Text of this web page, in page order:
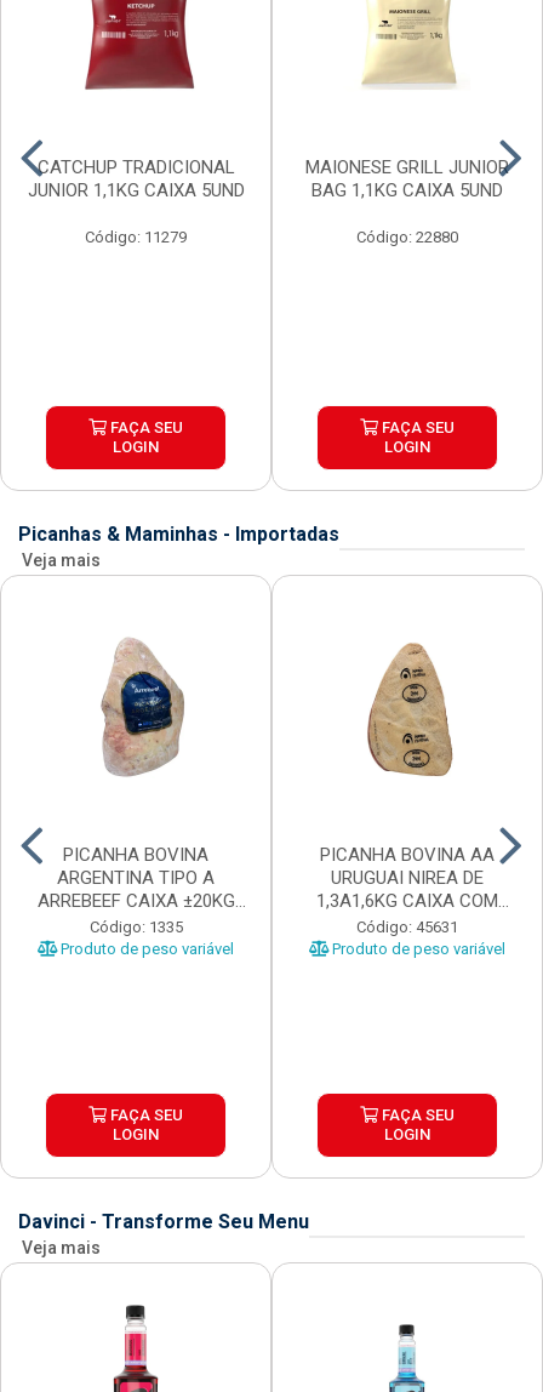
CATCHUP TRADICIONAL
JUNIOR 1,1KG CAIXA 5UND
Código: 11279
FAÇA SEU
LOGIN
MAIONESE GRILL JUNIOR
BAG 1,1KG CAIXA 5UND
Código: 22880
FAÇA SEU
LOGIN
Picanhas & Maminhas - Importadas
Veja mais
PICANHA BOVINA
ARGENTINA TIPO A
ARREBEEF CAIXA ±20KG
PEÇAS 1...
Código: 1335
Produto de peso variável
FAÇA SEU
LOGIN
PICANHA BOVINA AA
URUGUAI NIREA DE
1,3A1,6KG CAIXA COM
±15KG
Código: 45631
Produto de peso variável
FAÇA SEU
LOGIN
Davinci - Transforme Seu Menu
Veja mais